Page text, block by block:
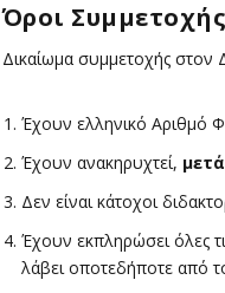
Όροι Συμμετοχής
Δικαίωμα συμμετοχής στον
Έχουν ελληνικό Αριθμό
Έχουν ανακηρυχτεί,
Δεν είναι κάτοχοι
Έχουν εκπληρώσει όλες
λάβει οποτεδήποτε από